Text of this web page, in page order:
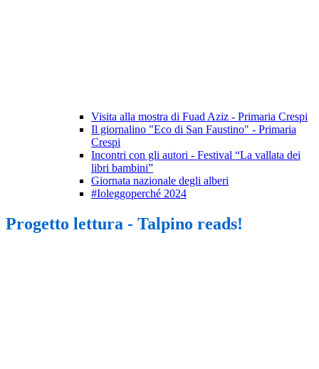
Visita alla mostra di Fuad Aziz - Primaria Crespi
Il giornalino "Eco di San Faustino" - Primaria
Crespi
Incontri con gli autori - Festival “La vallata dei
libri bambini”
Giornata nazionale degli alberi
#Ioleggoperché 2024
Progetto lettura - Talpino reads!